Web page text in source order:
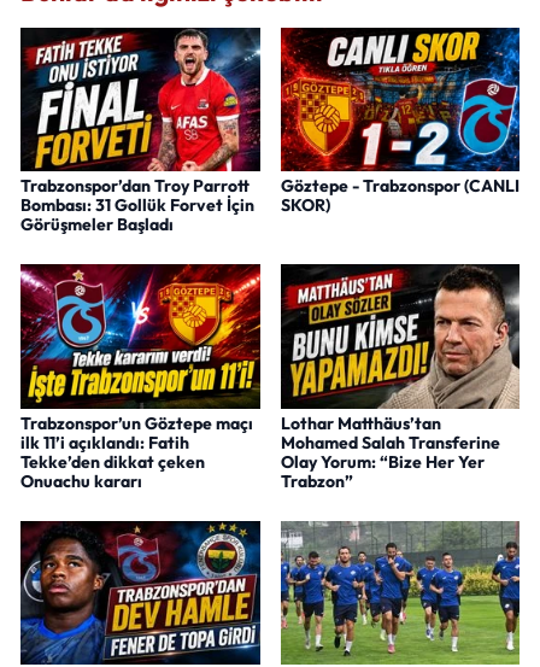
Trabzonspor’dan Troy Parrott
Bombası: 31 Gollük Forvet İçin
Görüşmeler Başladı
Göztepe - Trabzonspor (CANLI
SKOR)
Trabzonspor’un Göztepe maçı
ilk 11’i açıklandı: Fatih
Tekke’den dikkat çeken
Onuachu kararı
Lothar Matthäus’tan
Mohamed Salah Transferine
Olay Yorum: “Bize Her Yer
Trabzon”